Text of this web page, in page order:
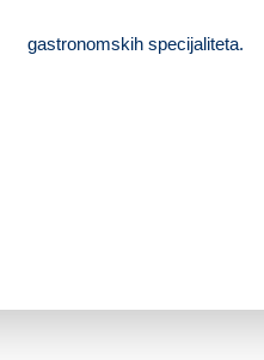
gastronomskih specijaliteta.